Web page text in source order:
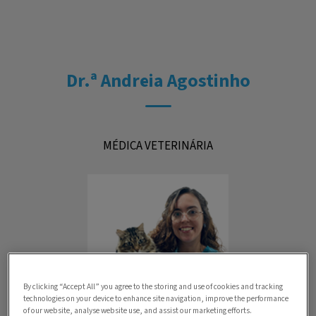
Dr.ª Andreia Agostinho
MÉDICA VETERINÁRIA
By clicking “Accept All” you agree to the storing and use of cookies and tracking
technologies on your device to enhance site navigation, improve the performance
of our website, analyse website use, and assist our marketing efforts.